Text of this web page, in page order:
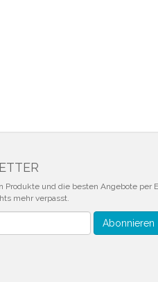
Produkte und die besten Angebote per
mehr verpasst.
Abonnieren